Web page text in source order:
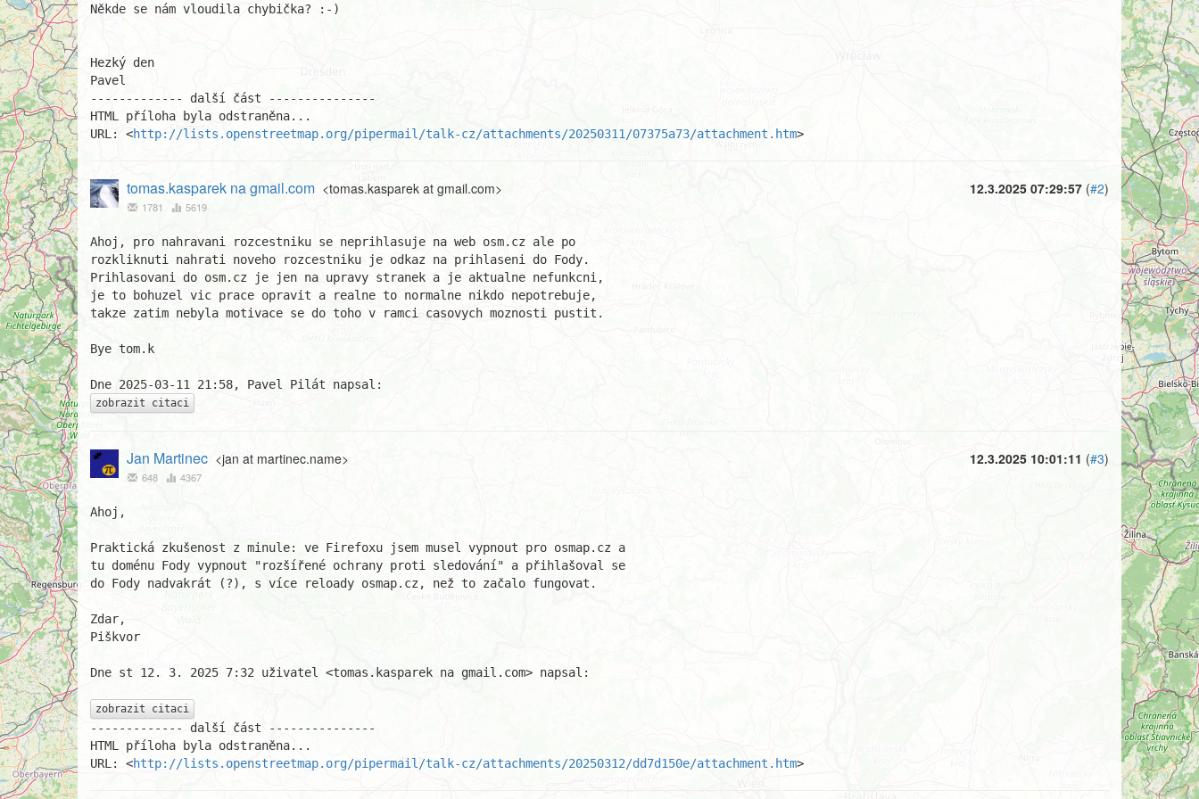
Někde se nám vloudila chybička? :-)
Hezký den
Pavel
------------- další část ---------------
HTML příloha byla odstraněna...
URL: <http://lists.openstreetmap.org/pipermail/talk-cz/attachments/20250311/07375a73/attachment.htm>
12.3.2025 07:29:57 (#2)
tomas.kasparek na gmail.com <tomas.kasparek at gmail.com>
1781 5619
Ahoj, pro nahravani rozcestniku se neprihlasuje na web osm.cz ale po
rozkliknuti nahrati noveho rozcestniku je odkaz na prihlaseni do Fody.
Prihlasovani do osm.cz je jen na upravy stranek a je aktualne nefunkcni,
je to bohuzel vic prace opravit a realne to normalne nikdo nepotrebuje,
takze zatim nebyla motivace se do toho v ramci casovych moznosti pustit.
Bye tom.k
zobrazit citaci
12.3.2025 10:01:11 (#3)
Jan Martinec <jan at martinec.name>
648 4367
Ahoj,
Praktická zkušenost z minule: ve Firefoxu jsem musel vypnout pro osmap.cz a
tu doménu Fody vypnout "rozšířené ochrany proti sledování" a přihlašoval se
do Fody nadvakrát (?), s více reloady osmap.cz, než to začalo fungovat.
Zdar,
Piškvor
Dne st 12. 3. 2025 7:32 uživatel <tomas.kasparek na gmail.com> napsal:
zobrazit citaci
------------- další část ---------------
HTML příloha byla odstraněna...
URL: <http://lists.openstreetmap.org/pipermail/talk-cz/attachments/20250312/dd7d150e/attachment.htm>